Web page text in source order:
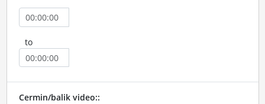
to
Cermin/balik video::